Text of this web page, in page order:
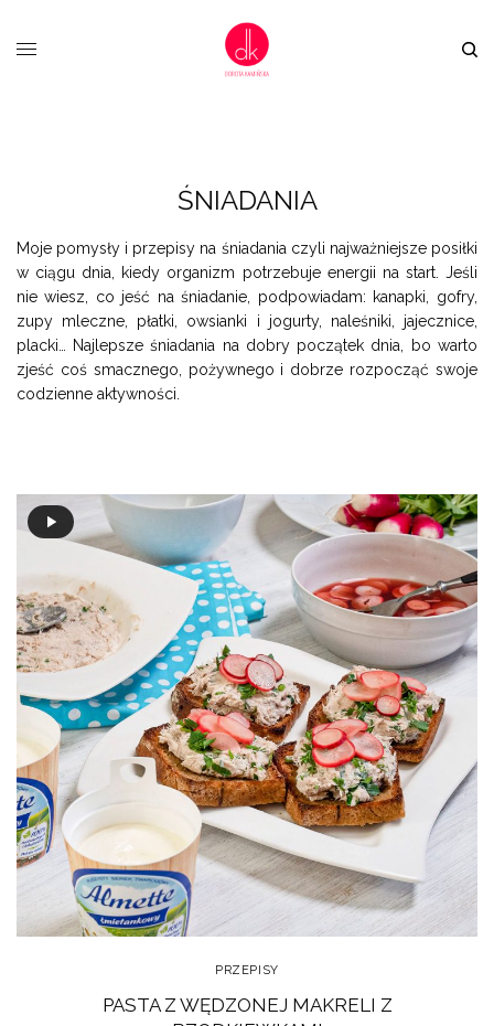
ŚNIADANIA
Moje pomysły i przepisy na śniadania czyli najważniejsze posiłki
w ciągu dnia, kiedy organizm potrzebuje energii na start. Jeśli
nie wiesz, co jeść na śniadanie, podpowiadam: kanapki, gofry,
zupy mleczne, płatki, owsianki i jogurty, naleśniki, jajecznice,
placki… Najlepsze śniadania na dobry początek dnia, bo warto
zjeść coś smacznego, pożywnego i dobrze rozpocząć swoje
codzienne aktywności.
PRZEPISY
PASTA Z WĘDZONEJ MAKRELI Z